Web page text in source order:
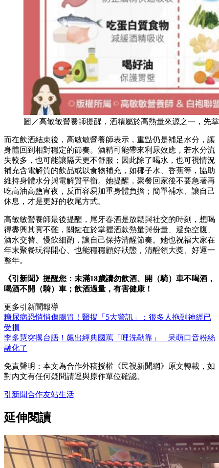
圖／高敏敏營養師提醒，酒精屬於高熱量來源之一，先
而在飲酒結束後，高敏敏營養師表示，重點仍是補足水分，讓
身體回到相對穩定的節奏。酒精可能帶來利尿效應，若水分流
失較多，也可能讓隔天更不舒服；因此除了喝水，也可視情況
補充含電解質的飲品或以食物補充，如椰子水、香蕉等，協助
維持身體水分與電解質平衡。她提醒，聚餐回家後不要急著再
吃高油高鹽宵夜，反而容易加重身體負擔；簡單補水、讓自己
休息，才是更好的收尾方式。
高敏敏營養師最後提醒，尾牙春酒是放鬆與社交的時刻，想喝
得盡興其實不難，關鍵在於掌握酒款熱量與份量、避免空腹、
酒水交替、慢飲細酌，讓自己保持清醒節奏。她也祝福大家在
年末聚餐玩得開心、也能穩穩顧好狀態，清醒領大獎、好運一
整年。
《引新聞》提醒您：未滿18歲請勿飲酒、開（騎）車不喝酒，
喝酒不開（騎）車；飲酒過量，有害健康！
更多引新聞報導
糖尿病恐悄悄傷腸胃！醫揭「5大警訊」：很多人拖到神經已
受損
李多慧突撂台語！飆出經典國罵「哩洗勒靠」 呆萌口音粉絲
融化了
免責聲明：本文為合作外稿授權《民視新聞網》原文轉載，如
對內文有任何疑問請逕與原作單位確認。
引新聞合作友站生活
延伸閱讀